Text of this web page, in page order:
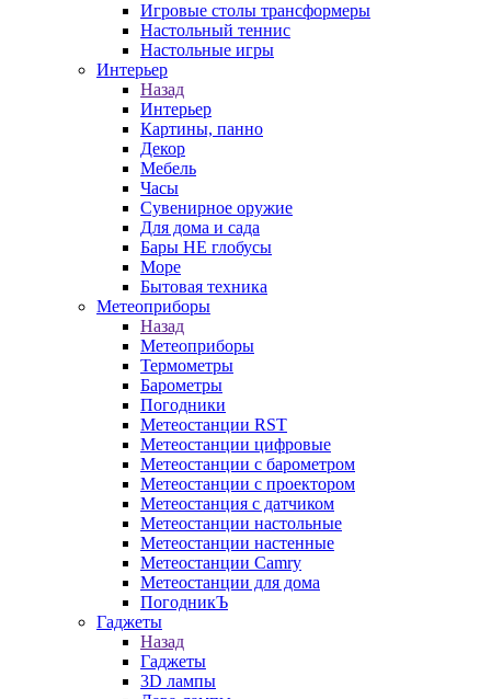
Игровые столы трансформеры
Настольный теннис
Настольные игры
Интерьер
Назад
Интерьер
Картины, панно
Декор
Мебель
Часы
Сувенирное оружие
Для дома и сада
Бары НЕ глобусы
Море
Бытовая техника
Метеоприборы
Назад
Метеоприборы
Термометры
Барометры
Погодники
Метеостанции RST
Метеостанции цифровые
Метеостанции с барометром
Метеостанции с проектором
Метеостанция с датчиком
Метеостанции настольные
Метеостанции настенные
Метеостанции Camry
Метеостанции для дома
ПогодникЪ
Гаджеты
Назад
Гаджеты
3D лампы